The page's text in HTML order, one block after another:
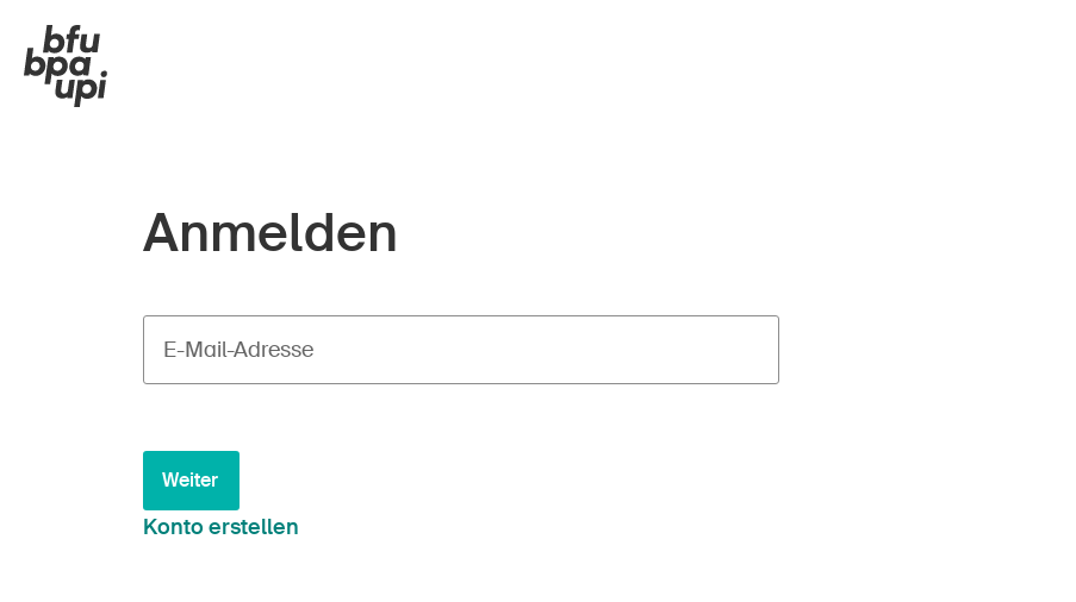
Anmelden
E-Mail-Adresse
Weiter
Konto erstellen